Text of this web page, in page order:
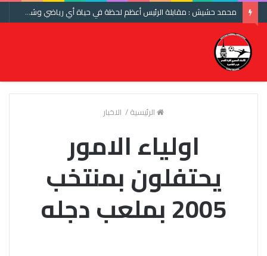
محمد حشيش : مقابلة الرئيس أعظم لحظة في حياة أي رياضي وشكرا اتحاد الكرة ومنتخب مصر
الرئيسية/ الاخبار
اولياء الامور
يحتفلون بمنتخب
2005 بملعب دجله